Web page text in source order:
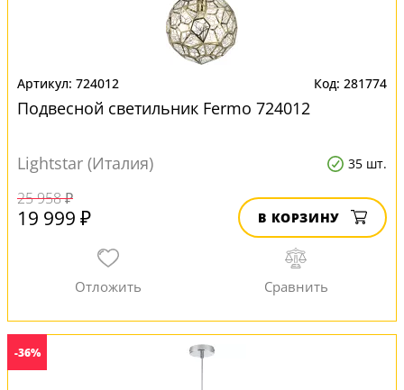
724012 281774
Подвесной светильник Fermo 724012
Lightstar (Италия) 35 шт.
25 958 ₽
19 999 ₽ В КОРЗИНУ
-36%